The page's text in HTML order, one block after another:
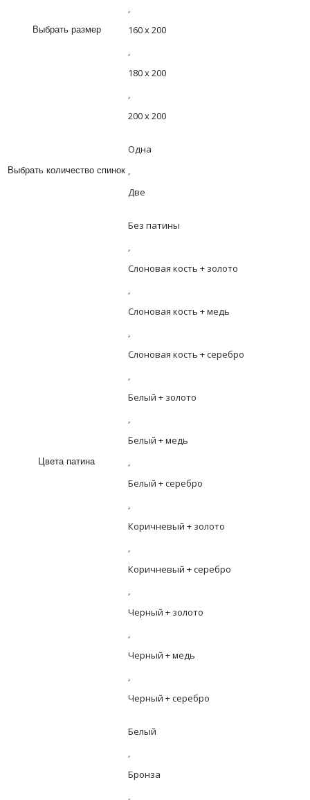
Выбрать размер
,
160 х 200
,
180 х 200
,
200 х 200
Выбрать количество спинок
Одна
,
Две
Цвета патина
Без патины
,
Слоновая кость + золото
,
Слоновая кость + медь
,
Слоновая кость + серебро
,
Белый + золото
,
Белый + медь
,
Белый + серебро
,
Коричневый + золото
,
Коричневый + серебро
,
Черный + золото
,
Черный + медь
,
Черный + серебро
Белый
,
Бронза
,